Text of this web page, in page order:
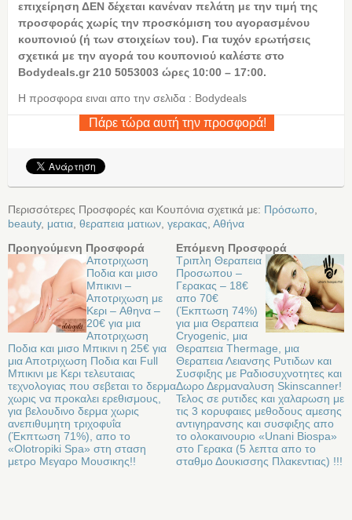
επιχείρηση ΔΕΝ δέχεται κανέναν πελάτη με την τιμή της
προσφοράς χωρίς την προσκόμιση του αγορασμένου
κουπονιού (ή των στοιχείων του). Για τυχόν ερωτήσεις
σχετικά με την αγορά του κουπονιού καλέστε στο
Bodydeals.gr 210 5053003 ώρες 10:00 – 17:00.
Η προσφορα ειναι απο την σελιδα : Bodydeals
Πάρε τώρα αυτή την προσφορά!
Περισσότερες Προσφορές και Κουπόνια σχετικά με: Πρόσωπο
beauty, ματια θεραπεια ματιων γερακας Αθήνα
Προηγούμενη Προσφορά
Αποτριχωση
Ποδια και μισο
Μπικινι –
Αποτριχωση με
Κερι – Aθηνα –
20€ για μια
Αποτριχωση
Ποδια και μισο Μπικινι η 25€ για
μια Αποτριχωση Ποδια και Full
Μπικινι με Κερι τελευταιας
τεχνολογιας που σεβεται το δερμα
χωρις να προκαλει ερεθισμους,
για βελουδινο δερμα χωρις
ανεπιθυμητη τριχοφυΐα
(Έκπτωση 71%), απο το
«Olotropiki Spa» στη σταση
μετρο Μεγαρο Μουσικης!!
Επόμενη Προσφορά
Τριπλη Θεραπεια
Προσωπου –
Γερακας – 18€
απο 70€
(Έκπτωση 74%)
για μια Θεραπεια
Cryogenic, μια
Θεραπεια Thermage, μια
Θεραπεια Λειανσης Ρυτιδων και
Συσφιξης με Ραδιοσυχνοτητες και
Δωρο Δερμαναλυση Skinscanner!
Τελος σε ρυτιδες και χαλαρωση με
τις 3 κορυφαιες μεθοδους αμεσης
αντιγηρανσης και συσφιξης απο
το ολοκαινουριο «Unani Biospa»
στο Γερακα (5 λεπτα απο το
σταθμο Δουκισσης Πλακεντιας) !!!